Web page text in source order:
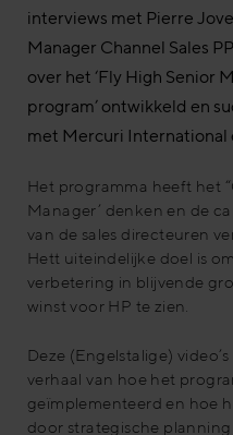
interviews met Pierre
Manager Channel Sales
over het ‘Fly High Senior
program’ ontwikkeld en
met Mercuri International
Het programma heeft het
Manager’ denken en de
van de sales directeuren
Hett uiteindelijke doel is om
verbetering in blijvende
winst voor HP te zien.
Deze (Engelstalige)
verhaal van hoe het
geïmplementeerd en hoe
door strategische planning